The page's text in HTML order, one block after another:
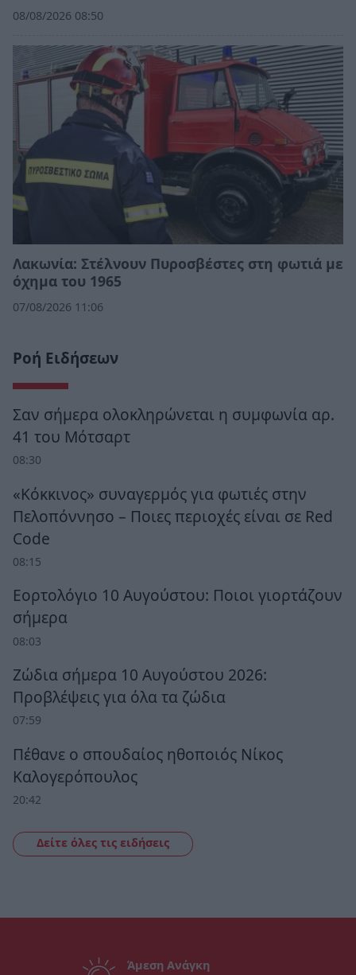
08/08/2026 08:50
Λακωνία: Στέλνουν Πυροσβέστες στη φωτιά με
όχημα του 1965
07/08/2026 11:06
Ροή Ειδήσεων
Σαν σήμερα ολοκληρώνεται η συμφωνία αρ.
41 του Μότσαρτ
08:30
«Κόκκινος» συναγερμός για φωτιές στην
Πελοπόννησο – Ποιες περιοχές είναι σε Red
Code
08:15
Εορτολόγιο 10 Αυγούστου: Ποιοι γιορτάζουν
σήμερα
08:03
Ζώδια σήμερα 10 Αυγούστου 2026:
Προβλέψεις για όλα τα ζώδια
07:59
Πέθανε ο σπουδαίος ηθοποιός Νίκος
Καλογερόπουλος
20:42
Δείτε όλες τις ειδήσεις
Άμεση Ανάγκη